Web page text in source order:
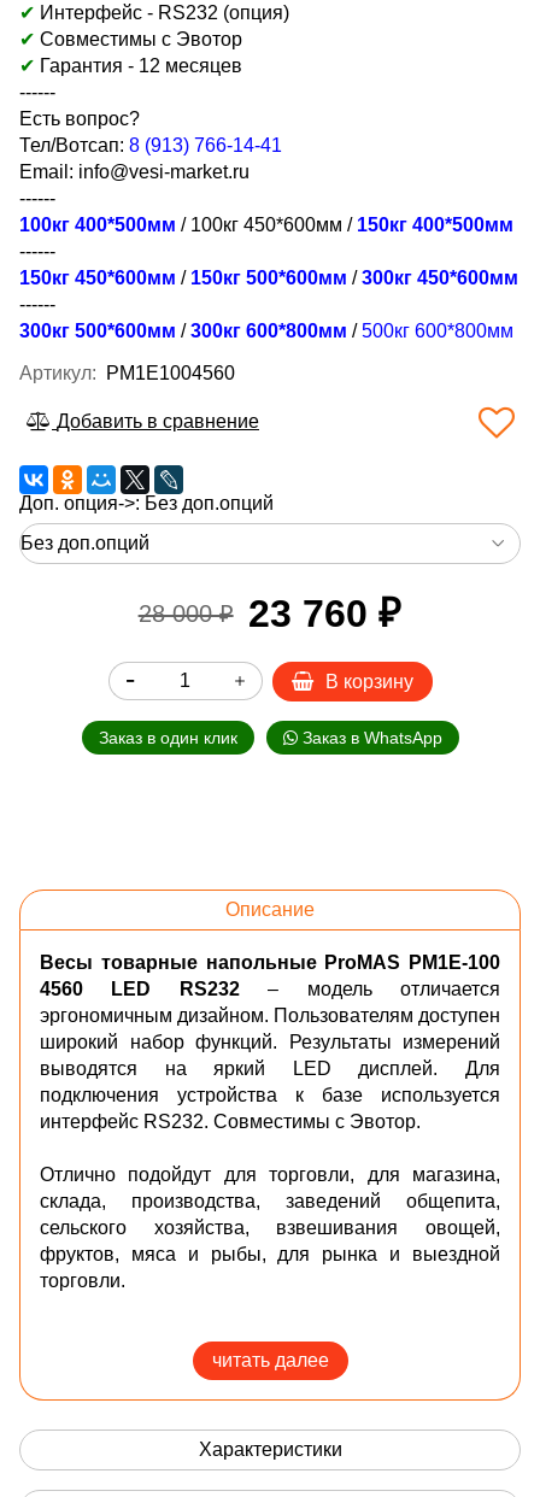
✔ Интерфейс - RS232 (опция)
✔ Совместимы с Эвотор
✔ Гарантия - 12 месяцев
------
Есть вопрос?
Тел/Вотсап: 8 (913) 766-14-41
Email: info@vesi-market.ru
------
100кг 400*500мм / 100кг 450*600мм / 150кг 400*500мм
------
150кг 450*600мм / 150кг 500*600мм /300кг 450*600мм
------
300кг 500*600мм /300кг 600*800мм /500кг 600*800мм
Артикул: PM1E1004560
Добавить в сравнение
Доп. опция->: Без доп.опций
28 000 ₽ 23 760 ₽
В корзину
Заказ в один клик Заказ в WhatsApp
Описание
Весы товарные напольные ProMAS PM1E-100
4560 LED RS232– модель отличается
эргономичным дизайном. Пользователям доступен
широкий набор функций. Результаты измерений
выводятся на яркий LED дисплей. Для
подключения устройства к базе используется
интерфейс RS232. Совместимы с Эвотор.
Отлично подойдут для торговли, для магазина,
склада, производства, заведений общепита,
сельского хозяйства, взвешивания овощей,
фруктов, мяса и рыбы, для рынка и выездной
торговли.
- 100кг / 10-20гр / 400*500
- 100кг / 10-20гр / 450*600
- 150кг / 20-50гр / 450*600
- 150кг / 20-50гр / 500*600
- 300кг / 50-100гр /450*600
читать далее
Характеристики